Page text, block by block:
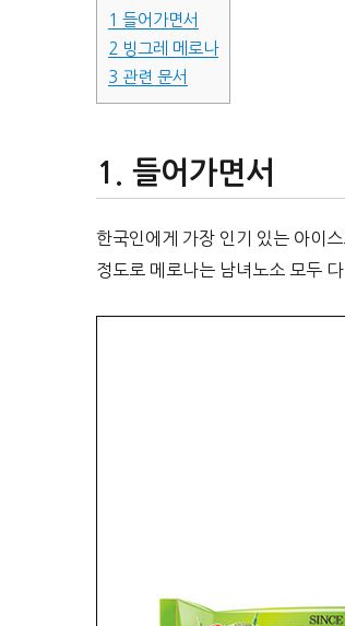
1 들어가면서
2 빙그레 메로나
3 관련 문서
들어가면서
한국인에게 가장 인기 있는 아이
정도로 메로나는 남녀노소 모두